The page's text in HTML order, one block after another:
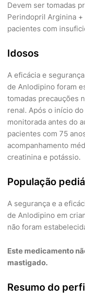
Devem ser tomadas
Perindopril Arginina
pacientes com
Idosos
A eficácia e
de Anlodipino foram
tomadas precauções
renal. Após o início
monitorada antes do
pacientes com 75
acompanhamento
creatinina e potássio.
População
A segurança e a
de Anlodipino em
não foram
Este medicamento
mastigado.
Resumo do